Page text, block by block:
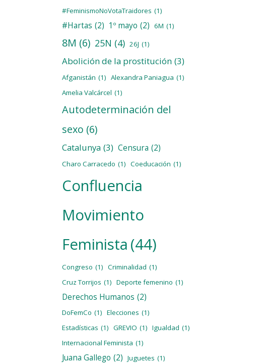
#FeminismoNoVotaTraidores (1)
#Hartas (2) 1º mayo (2) 6M (1)
8M (6) 25N (4) 26J (1)
Abolición de la prostitución (3)
Afganistán (1) Alexandra Paniagua (1)
Amelia Valcárcel (1)
Autodeterminación del
sexo (6)
Catalunya (3) Censura (2)
Charo Carracedo (1) Coeducación (1)
Confluencia
Movimiento
Feminista (44)
Congreso (1) Criminalidad (1)
Cruz Torrijos (1) Deporte femenino (1)
Derechos Humanos (2)
DoFemCo (1) Elecciones (1)
Estadísticas (1) GREVIO (1) Igualdad (1)
Internacional Feminista (1)
Juana Gallego (2) Juguetes (1)